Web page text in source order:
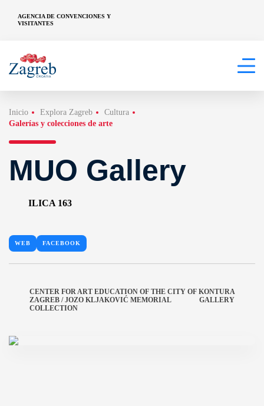
AGENCIA DE CONVENCIONES Y
VISITANTES
Inicio Explora Zagreb
Cultura
Galerías y colecciones de arte
MUO Gallery
ILICA 163
WEB FACEBOOK
CENTER FOR ART EDUCATION OF THE CITY OF
ZAGREB / ​​JOZO KLJAKOVIĆ MEMORIAL
COLLECTION
KONTURA
GALLERY